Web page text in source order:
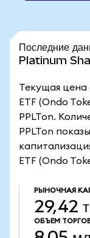
Последние
Platinum
Текущая цена
ETF (Ondo
PPLTon.
PPLTon
ETF (Ondo
РЫНОЧНАЯ
29,42
ОБЪЕМ